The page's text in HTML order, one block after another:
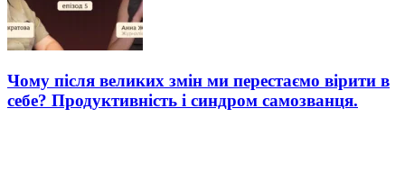
Чому після великих змін ми перестаємо вірити в
себе? Продуктивність і синдром самозванця.